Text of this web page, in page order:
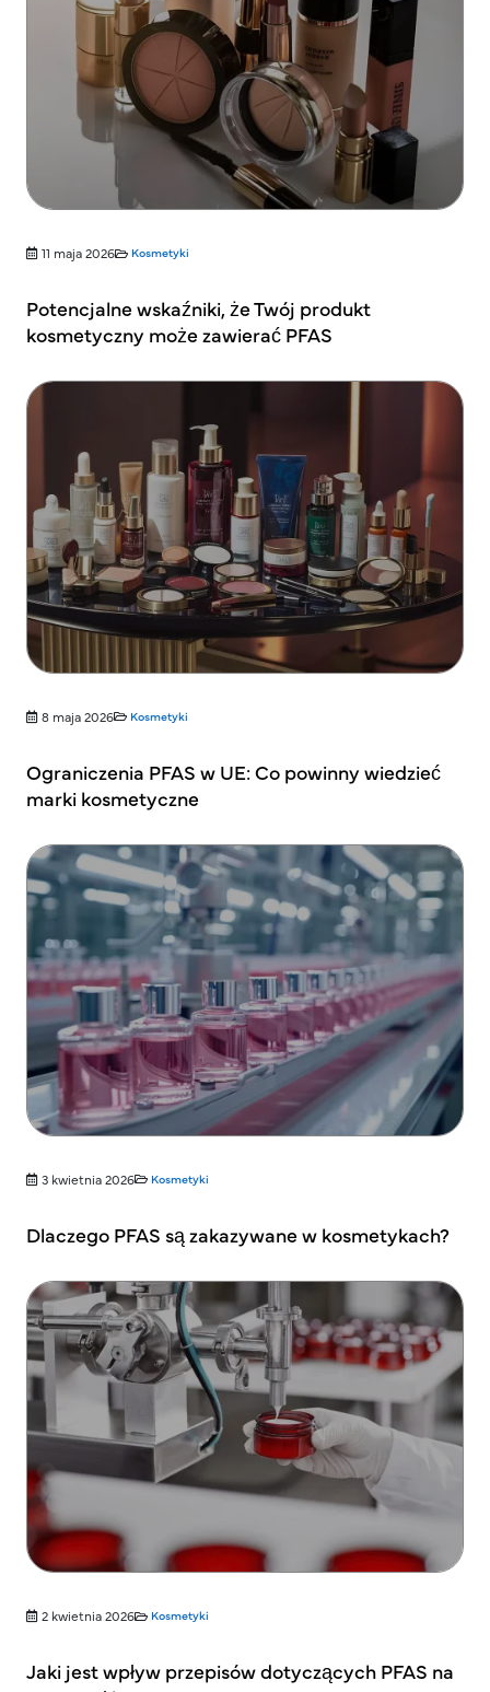
11 maja 2026 Kosmetyki
Potencjalne wskaźniki, że Twój produkt
kosmetyczny może zawierać PFAS
8 maja 2026 Kosmetyki
Ograniczenia PFAS w UE: Co powinny wiedzieć
marki kosmetyczne
3 kwietnia 2026 Kosmetyki
Dlaczego PFAS są zakazywane w kosmetykach?
2 kwietnia 2026 Kosmetyki
Jaki jest wpływ przepisów dotyczących PFAS na